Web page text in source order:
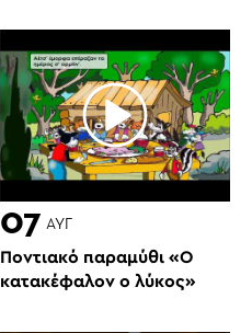
07 ΑΥΓ
Ποντιακό παραμύθι «Ο
κατακέφαλον ο λύκος»